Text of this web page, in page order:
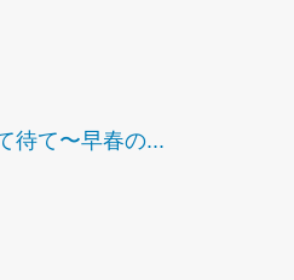
待て〜早春の...